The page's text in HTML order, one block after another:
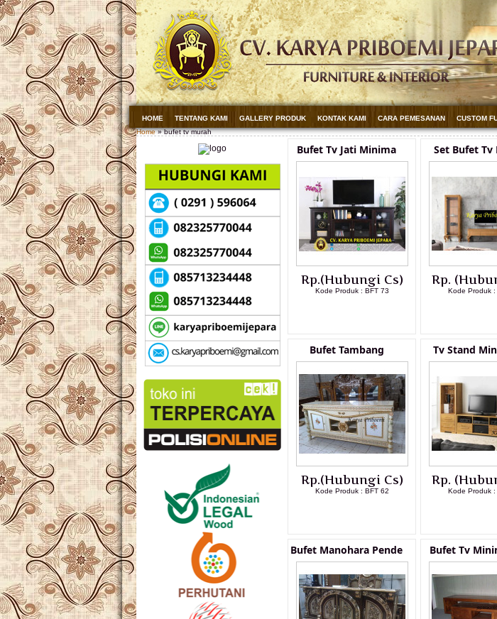
HOME TENTANG KAMI GALLERY PRODUK KONTAK KAMI CARA PEMESANAN CUSTOM
Home» bufet tv murah
Bufet Tv Jati Minima
Rp.(Hubungi Cs)
Kode Produk : BFT 73
Set Bufet Tv
Rp.
Kode Produk :
Bufet Tambang
Rp.(Hubungi Cs)
Kode Produk : BFT 62
Tv Stand
Rp.
Kode Produk :
Bufet Manohara Pende Bufet Tv